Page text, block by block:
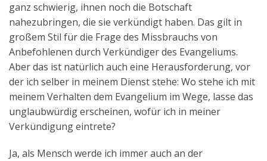
ganz schwierig, ihnen noch die Botschaft
nahezubringen, die sie verkündigt haben. Das gilt in
großem Stil für die Frage des Missbrauchs von
Anbefohlenen durch Verkündiger des Evangeliums.
Aber das ist natürlich auch eine Herausforderung, vor
der ich selber in meinem Dienst stehe: Wo stehe ich mit
meinem Verhalten dem Evangelium im Wege, lasse das
unglaubwürdig erscheinen, wofür ich in meiner
Verkündigung eintrete?
Ja, als Mensch werde ich immer auch an der